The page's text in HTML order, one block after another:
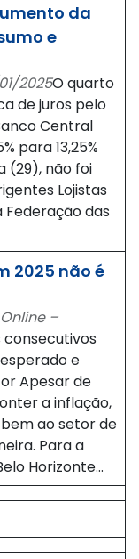
da
e
2025O quarto
de juros pelo
Central
para 13,25%
(29), não foi
Lojistas
Federação das
2025 não é
–
consecutivos
e
Apesar de
a inflação,
ao setor de
Para a
Horizonte…